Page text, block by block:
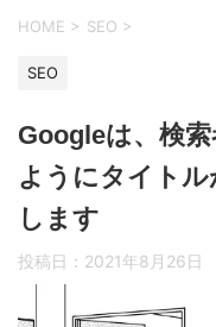
HOME > SEO >
SEO
Googleは、検
ようにタイト
します
投稿日： 2021年8月26日